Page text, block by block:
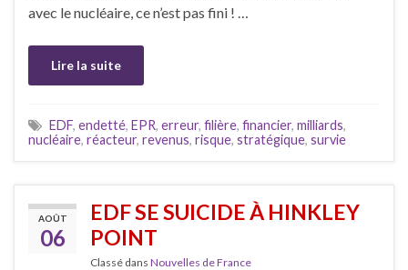
avec le nucléaire, ce n’est pas fini ! …
Lire la suite
EDF, endetté, EPR, erreur, filière, financier, milliards,
nucléaire, réacteur, revenus, risque, stratégique, survie
AOÛT
06
EDF SE SUICIDE À HINKLEY
POINT
Classé dans Nouvelles de France